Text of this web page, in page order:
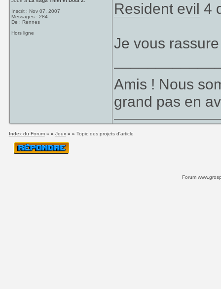
Inscrit : Nov 07, 2007
Messages : 284
De : Rennes
Hors ligne
Resident evil 4
Je vous
Amis ! Nous
grand pas en
Index du Forum» » Jeux» » Topic des projets d'article
Forum